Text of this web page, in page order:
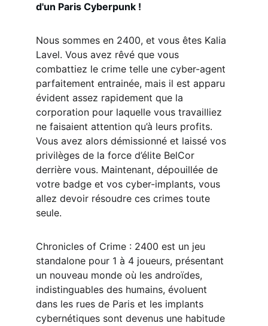
d'un Paris Cyberpunk !
Nous sommes en 2400, et vous êtes Kalia
Lavel. Vous avez rêvé que vous
combattiez le crime telle une cyber-agent
parfaitement entrainée, mais il est apparu
évident assez rapidement que la
corporation pour laquelle vous travailliez
ne faisaient attention qu’à leurs profits.
Vous avez alors démissionné et laissé vos
privilèges de la force d’élite BelCor
derrière vous. Maintenant, dépouillée de
votre badge et vos cyber-implants, vous
allez devoir résoudre ces crimes toute
seule.
Chronicles of Crime : 2400 est un jeu
standalone pour 1 à 4 joueurs, présentant
un nouveau monde où les androïdes,
indistinguables des humains, évoluent
dans les rues de Paris et les implants
cybernétiques sont devenus une habitude